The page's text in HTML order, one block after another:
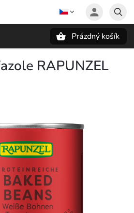
Prázdný košík
RAPUNZEL